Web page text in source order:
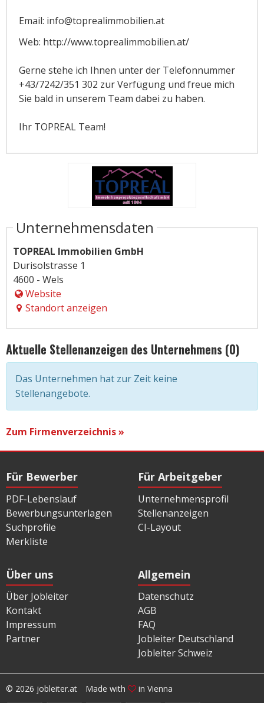
Email: info@toprealimmobilien.at
Web: http://www.toprealimmobilien.at/
Gerne stehe ich Ihnen unter der Telefonnummer
+43/7242/351 302 zur Verfügung und freue mich
Sie bald in unserem Team dabei zu haben.
Ihr TOPREAL Team!
Unternehmensdaten
TOPREAL Immobilien GmbH
Durisolstrasse 1
4600 - Wels
Website
Standort anzeigen
Aktuelle Stellenanzeigen des Unternehmens (0)
Das Unternehmen hat zur Zeit keine
Stellenangebote.
Zum Firmenverzeichnis »
Für Bewerber
PDF-Lebenslauf
Bewerbungsunterlagen
Suchprofile
Merkliste
Für Arbeitgeber
Unternehmensprofil
Stellenanzeigen
CI-Layout
Über uns
Über Jobleiter
Kontakt
Impressum
Partner
Allgemein
Datenschutz
AGB
FAQ
Jobleiter Deutschland
Jobleiter Schweiz
© 2026 jobleiter.at Made with in Vienna